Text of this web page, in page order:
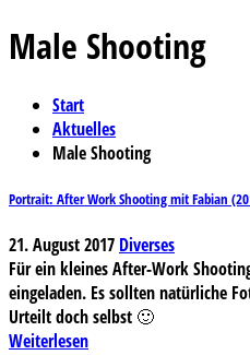
Male Shooting
Start
Aktuelles
Male Shooting
Portrait: After Work Shooting mit Fabian
21. August 2017 Diverses
Für ein kleines After-Work
eingeladen. Es sollten natürliche
Urteilt doch selbst 🙂
Weiterlesen